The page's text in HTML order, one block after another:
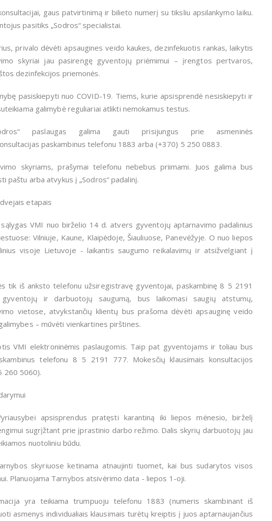
gaus patvirtinimą ir bilieto numerį su tiksliu apsilankymo laiku.
pasitiks „Sodros“ specialistai.
privalo dėvėti apsaugines veido kaukes, dezinfekuotis rankas, laikytis
skyriai jau pasirengę gyventojų priėmimui – įrengtos pertvaros,
dezinfekcijos priemonės.
pasiskiepyti nuo COVID-19. Tiems, kurie apsisprendė nesiskiepyti ir
galimybė reguliariai atlikti nemokamus testus.
paslaugas galima gauti prisijungus prie asmeninės
paskambinus telefonu 1883 arba (+370) 5 250 0883.
skyriams, prašymai telefonu nebebus priimami. Juos galima bus
paštu arba atvykus į „Sodros“ padalinį.
etapais
VMI nuo birželio 14 d. atvers gyventojų aptarnavimo padalinius
Vilniuje, Kaune, Klaipėdoje, Šiauliuose, Panevėžyje. O nuo liepos
visoje Lietuvoje - laikantis saugumo reikalavimų ir atsižvelgiant į
tik iš anksto telefonu užsiregistravę gyventojai, paskambinę 8 5 2191
ir darbuotojų saugumą, bus laikomasi saugių atstumų,
vietose, atvykstančių klientų bus prašoma dėvėti apsauginę veido
– mūvėti vienkartines pirštines.
VMI elektroninėmis paslaugomis. Taip pat gyventojams ir toliau bus
telefonu 8 5 2191 777. Mokesčių klausimais konsultacijos
260 5060).
apsisprendus pratęsti karantiną iki liepos mėnesio, birželį
sugrįžtant prie įprastinio darbo režimo. Dalis skyrių darbuotojų jau
nuotoliniu būdu.
skyriuose ketinama atnaujinti tuomet, kai bus sudarytos visos
Planuojama Tarnybos atsivėrimo data - liepos 1-oji.
yra teikiama trumpuoju telefonu 1883 (numeris skambinant iš
asmenys individualiais klausimais turėtų kreiptis į juos aptarnaujančius